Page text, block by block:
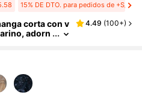
15% DE DTO. para pedidos de +S/
corta con v
adorn
4.49 (100+)